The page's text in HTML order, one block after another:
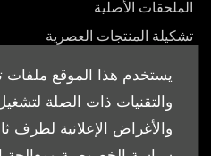
يستخدم هذا الموقع ملفات
والتقنيات ذات الصلة
والأغراض الإعلانية
الملحقات الأصلية
تشكيلة المنتجات العصرية